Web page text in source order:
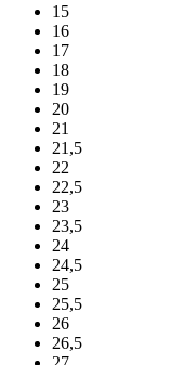
15
16
17
18
19
20
21
21,5
22
22,5
23
23,5
24
24,5
25
25,5
26
26,5